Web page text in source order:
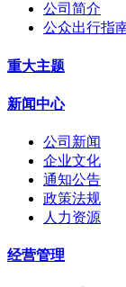
公司简介
公众出行指
重大主题
新闻中心
公司新闻
企业文化
通知公告
政策法规
人力资源
经营管理